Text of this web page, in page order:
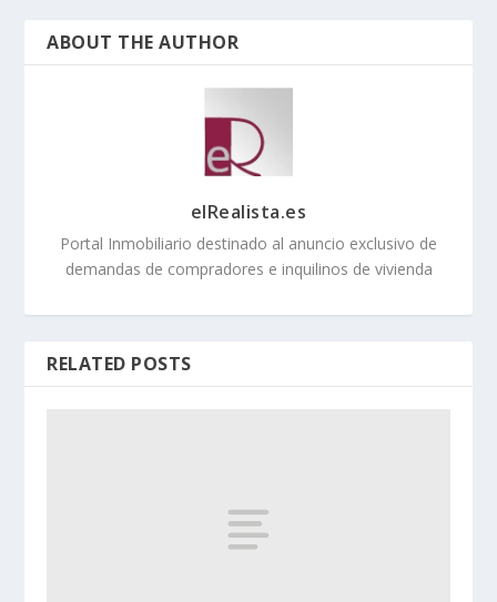
ABOUT THE AUTHOR
elRealista.es
Portal Inmobiliario destinado al anuncio exclusivo de
demandas de compradores e inquilinos de vivienda
RELATED POSTS